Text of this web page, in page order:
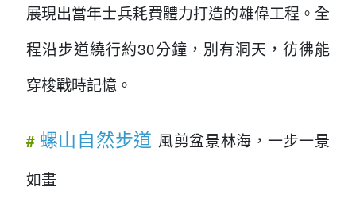
展現出當年士兵耗費體力打造的雄偉工程。全
程沿步道繞行約30分鐘，別有洞天，彷彿能
穿梭戰時記憶。
# 螺山自然步道 風剪盆景林海，一步一景
如畫